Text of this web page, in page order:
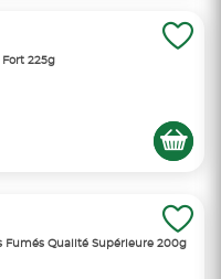
225g
Fumés Qualité Supérieure 200g